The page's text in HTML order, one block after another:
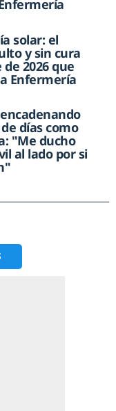
solar: el
y sin cura
2026 que
Enfermería
días como
"Me ducho
al lado por si